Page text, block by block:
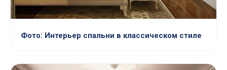
Фото: Интерьер спальни в классическом стиле